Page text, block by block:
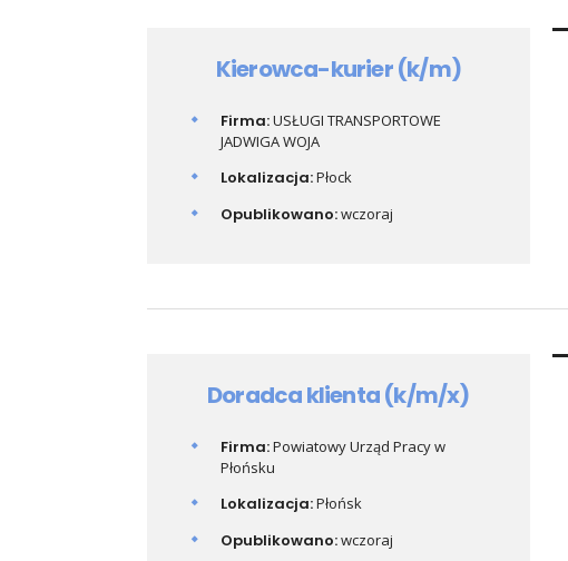
Kierowca-kurier (k/m)
Firma:USŁUGI TRANSPORTOWE
JADWIGA WOJA
Lokalizacja:Płock
Opublikowano:wczoraj
Doradca klienta (k/m/x)
Firma:Powiatowy Urząd Pracy w
Płońsku
Lokalizacja:Płońsk
Opublikowano:wczoraj